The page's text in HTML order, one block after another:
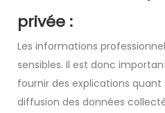
privée :
Les informations
sensibles. Il est donc
fournir des explications quant
diffusion des données